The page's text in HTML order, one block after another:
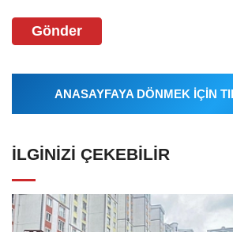
Gönder
ANASAYFAYA DÖNMEK İÇİN
İLGINIZI ÇEKEBILIR